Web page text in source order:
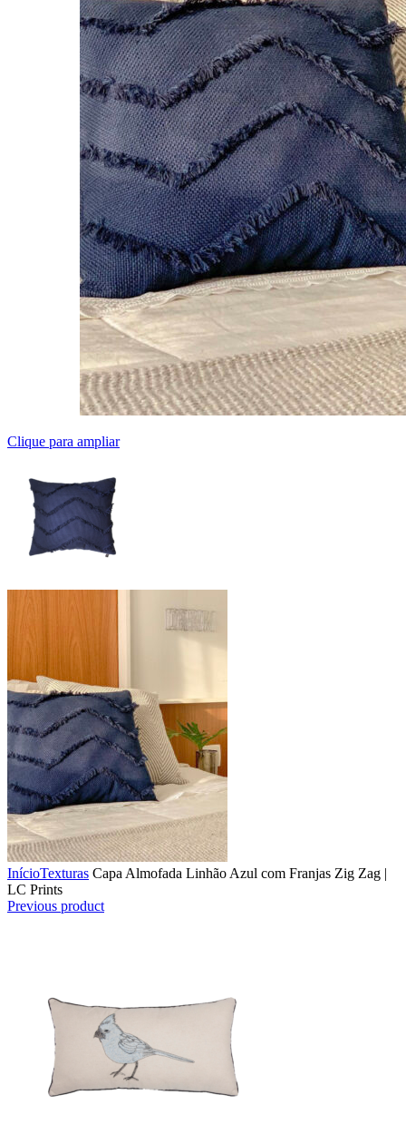
Clique para ampliar
InícioTexturas Capa Almofada Linhão Azul com Franjas Zig Zag |
LC Prints
Previous product